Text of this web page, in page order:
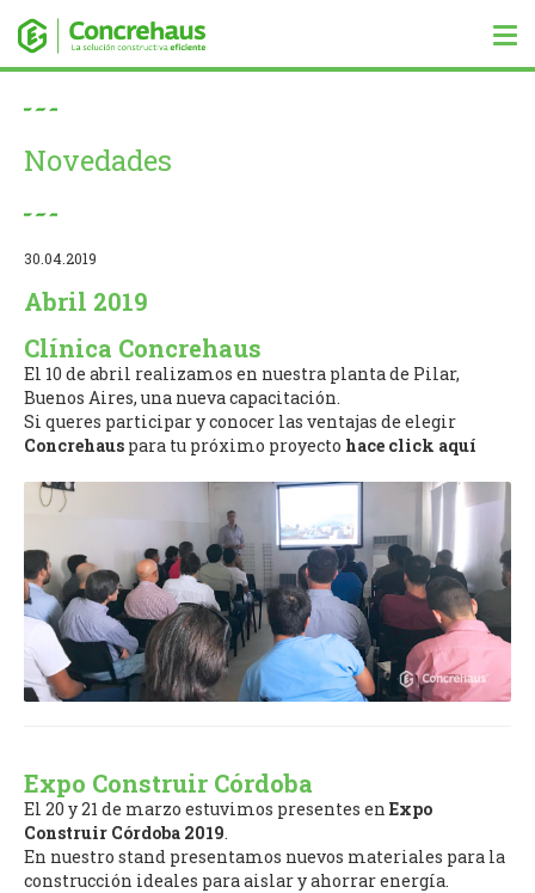
Novedades
30.04.2019
Abril 2019
Clínica Concrehaus
El 10 de abril realizamos en nuestra planta de Pilar,
Buenos Aires, una nueva capacitación.
Si queres participar y conocer las ventajas de elegir
Concrehaus para tu próximo proyecto hace click aquí
Expo Construir Córdoba
El 20 y 21 de marzo estuvimos presentes en Expo
Construir Córdoba 2019.
En nuestro stand presentamos nuevos materiales para la
construcción ideales para aislar y ahorrar energía.